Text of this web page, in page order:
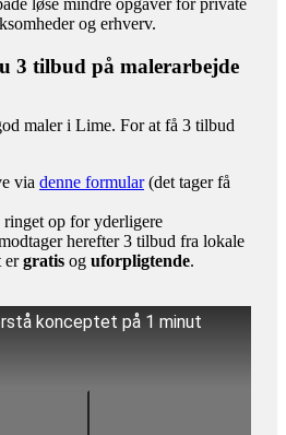
og erhverv.
3 tilbud på malerarbejde
maler i Lime. For at få 3 tilbud
via denne formular(det tager få
op for yderligere
herefter 3 tilbud fra lokale
ergratis og uforpligtende.
konceptet på 1 minut